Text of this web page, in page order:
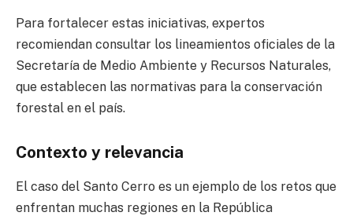
Para fortalecer estas iniciativas, expertos
recomiendan consultar los lineamientos oficiales de la
Secretaría de Medio Ambiente y Recursos Naturales,
que establecen las normativas para la conservación
forestal en el país.
Contexto y relevancia
El caso del Santo Cerro es un ejemplo de los retos que
enfrentan muchas regiones en la República